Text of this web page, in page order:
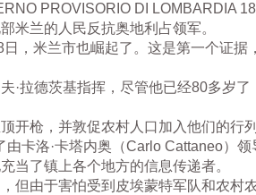
PROVISORIO DI LOMBARDIA
米兰的人民反抗奥地利占领军。
，米兰市也崛起了。这是第一个证据
·拉德茨基指挥，尽管他已经80多岁
开枪，并敦促农村人口加入他们的行
卡洛·卡塔内奥（Carlo Cattaneo）
当了镇上各个地方的信息传递者。
但由于害怕受到皮埃蒙特军队和农村